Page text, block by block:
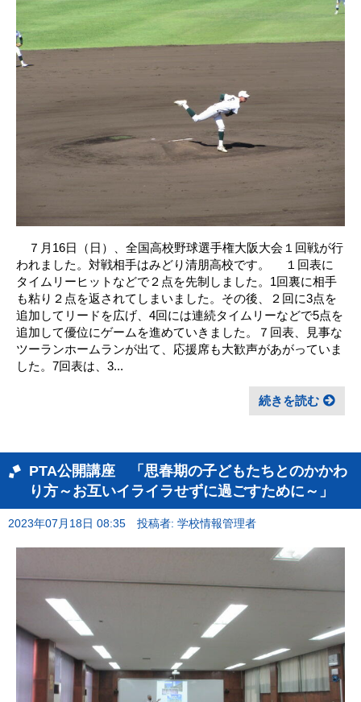
７月16日（日）、全国高校野球選手権大阪大会１回戦が行
われました。対戦相手はみどり清朋高校です。 １回表に
タイムリーヒットなどで２点を先制しました。1回裏に相手
も粘り２点を返されてしまいました。その後、２回に3点を
追加してリードを広げ、4回には連続タイムリーなどで5点を
追加して優位にゲームを進めていきました。７回表、見事な
ツーランホームランが出て、応援席も大歓声があがっていま
した。7回表は、3...
続きを読む
PTA公開講座 「思春期の子どもたちとのかかわ
り方～お互いイライラせずに過ごすために～」
2023年07月18日 08:35 投稿者: 学校情報管理者